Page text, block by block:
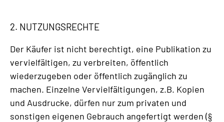
2. NUTZUNGSRECHTE
Der Käufer ist nicht berechtigt, eine Publikation zu
vervielfältigen, zu verbreiten, öffentlich
wiederzugeben oder öffentlich zugänglich zu
machen. Einzelne Vervielfältigungen, z.B. Kopien
und Ausdrucke, dürfen nur zum privaten und
sonstigen eigenen Gebrauch angefertigt werden (§